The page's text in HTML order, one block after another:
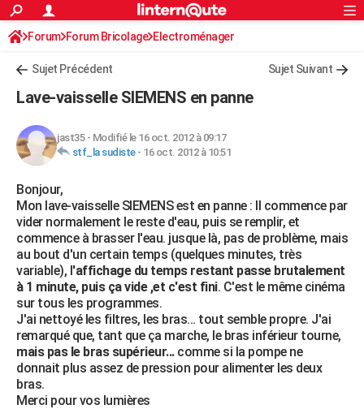
ACTUALITÉS
Politique
Société
Faits Divers
Education
Monde
Villes
+
Retraite
Impôts
Epargne
Immobilier
Risques naturels par ville
Banque
Assurance
Crédit
AUTO
HIGH-TECH
Mobiles
Meilleur smartphone
Internet
Ordinateurs
Jeux vidéo
Guide high-tech
+BRICOLAGE
Forum
Aménagement intérieur
Extérieur
Cuisine
Salle de bains
Jardinage
Rangement
WEEK-END
Guides de France
Escapades
Patrimoine
Expositions
Musées
Week-end nature
+LIFESTYLE
Art de vivre
Bien-être
Loisirs
ModeModes de vie
SANTE
Alimentation
Guide de la santé
Maladies
Médicaments
Sommeil
VOYAGE
Destinations
City break
Voyage nature
Voyage de noces
Forum
Climat
+PHOTO
S'inscrire
Connexion
Forum Forum Bricolage Electroménager
Sujet Précédent Sujet Suivant
Lave-vaisselle SIEMENS en panne
jast35- Modifié le 16 oct. 2012 à 09:17
stf_la sudiste- 16 oct. 2012 à 10:51
Bonjour,
Mon lave-vaisselle SIEMENS est en panne : Il commence par
vider normalement le reste d'eau, puis se remplir, et
commence à brasser l'eau. jusque là, pas de problème, mais
au bout d'un certain temps (quelques minutes, très
variable), l'affichage du temps restant passe brutalement
à 1 minute, puis ça vide ,et c'est fini. C'est le même cinéma
sur tous les programmes.
J'ai nettoyé les filtres, les bras... tout semble propre. J'ai
remarqué que, tant que ça marche, le bras inférieur tourne,
mais pas le bras supérieur...comme si la pompe ne
donnait plus assez de pression pour alimenter les deux
bras.
Merci pour vos lumières